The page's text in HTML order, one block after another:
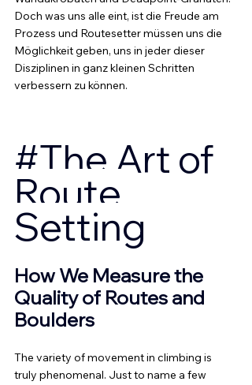
Doch was uns alle eint, ist die Freude am
Prozess und Routesetter müssen uns die
Möglichkeit geben, uns in jeder dieser
Disziplinen in ganz kleinen Schritten
verbessern zu können.
#The Art of
Route
Setting
How We Measure the
Quality of Routes and
Boulders
The variety of movement in climbing is
truly phenomenal. Just to name a few